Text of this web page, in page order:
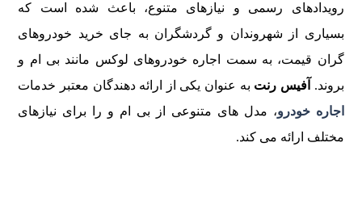
رويدادهای رسمی و نيازهای متنوع، باعث شده است که
بسياری از شهروندان و گردشگران به جای خريد خودروهای
گران قيمت، به سمت اجاره خودروهای لوکس مانند بی ام و
بروند. آفیس رنت به عنوان يکی از ارائه دهندگان معتبر خدمات
اجاره خودرو، مدل های متنوعی از بی ام و را برای نيازهای
مختلف ارائه می کند.